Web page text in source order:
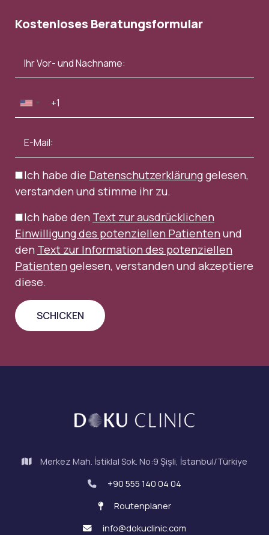
Kostenloses Beratungsformular
Ich habe die Datenschutzerklärunggelesen,
verstanden und stimme ihr zu.
Ich habe den Text zur ausdrücklichen
Einwilligung des potenziellen Patienten und
den Text zur Information des potenziellen
Patienten gelesen, verstanden und akzeptiere
diese.
Merkez Mah. İstiklal Sok. No:9 Şişli, İstanbul/Türkiye
+90 555 140 04 04
Routenplaner
info@dokuclinic.com